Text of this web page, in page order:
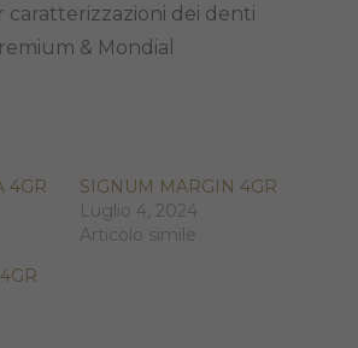
caratterizzazioni dei denti
& Mondial
4GR
SIGNUM MARGIN 4GR
Luglio 4, 2024
Articolo simile